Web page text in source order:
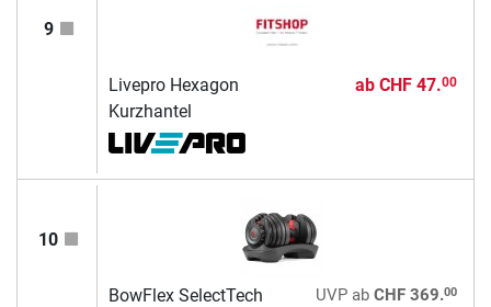
9
Livepro Hexagon
Kurzhantel
ab CHF 47.00
10
BowFlex SelectTech
UVPab CHF 369.00